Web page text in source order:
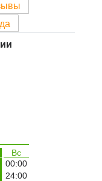
Вс
00:00
24:00